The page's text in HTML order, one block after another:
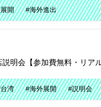
開 #海外進出
説明会【参加費無料・リア
湾 #海外展開 #説明会